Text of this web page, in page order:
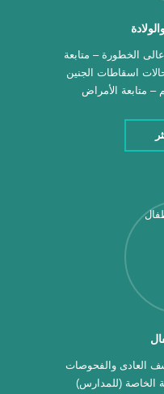
الخطورة – متابعة
اسقاطات الجنين
– متابعة الأمراض
المبايض والاورام
وإعطاء اللقاح
العادى والفحوصات
الخاصة (للمدارس)